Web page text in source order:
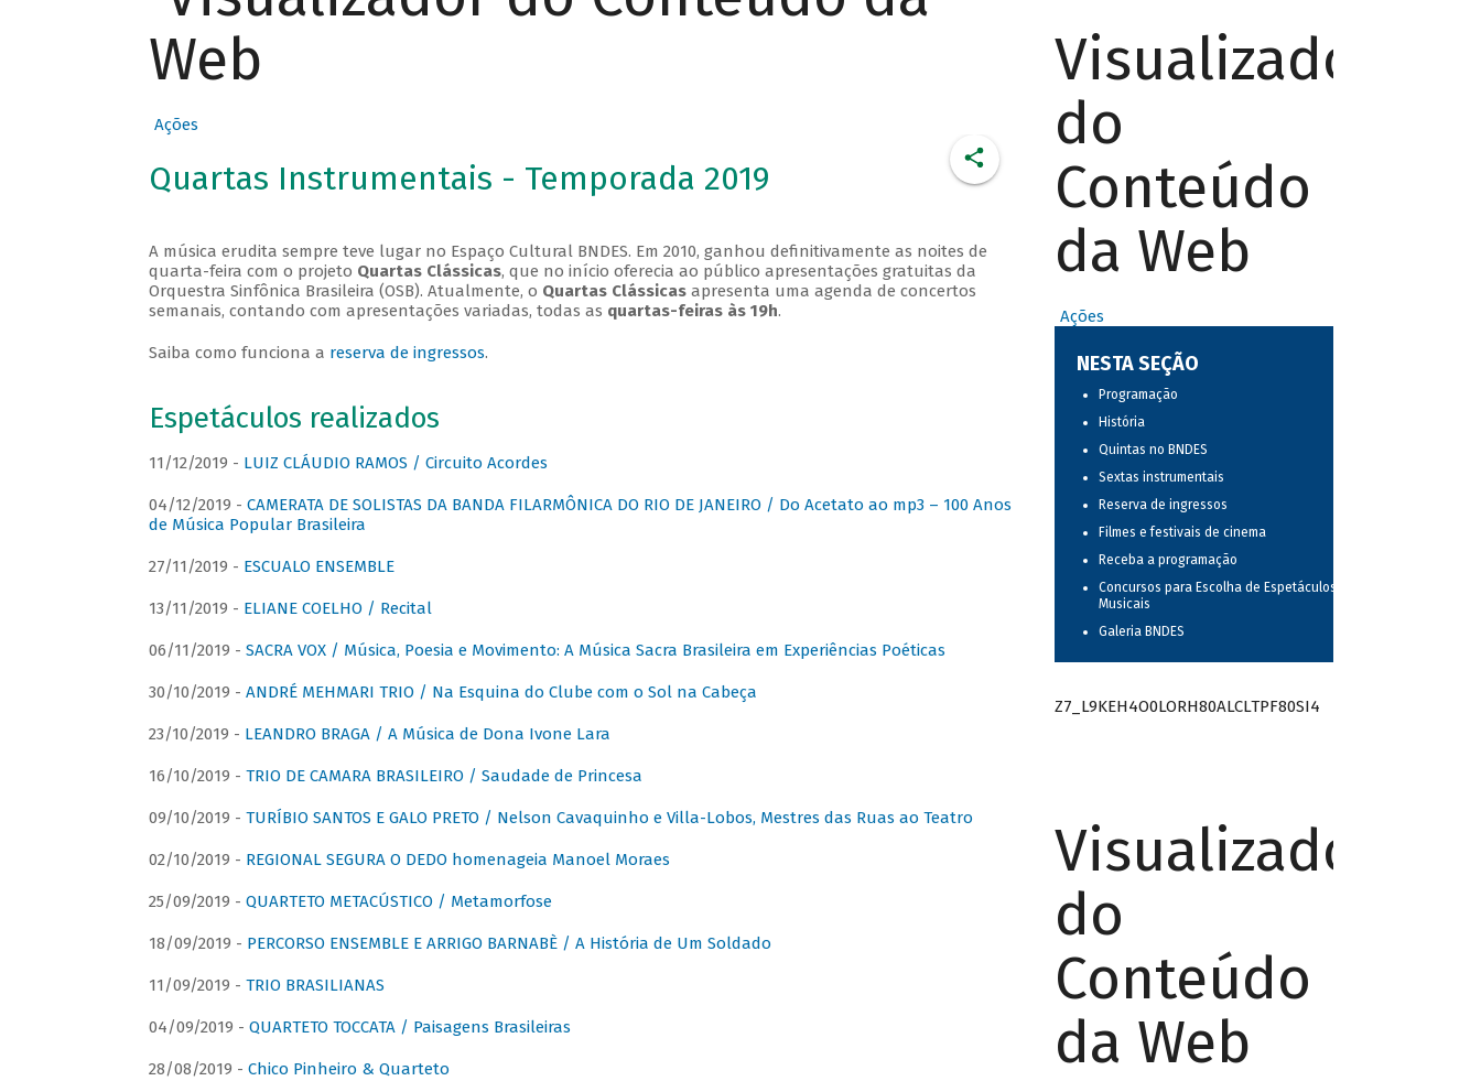
Web
Ações
Quartas Instrumentais - Temporada 2019
A música erudita sempre teve lugar no Espaço Cultural BNDES. Em 2010, ganhou definitivamente as noites de
quarta-feira com o projeto Quartas Clássicas, que no início oferecia ao público apresentações gratuitas da
Orquestra Sinfônica Brasileira (OSB). Atualmente, o Quartas Clássicasapresenta uma agenda de concertos
semanais, contando com apresentações variadas, todas as quartas-feiras às 19h.
Saiba como funciona a reserva de ingressos.
Espetáculos realizados
11/12/2019 - LUIZ CLÁUDIO RAMOS / Circuito Acordes
04/12/2019 - CAMERATA DE SOLISTAS DA BANDA FILARMÔNICA DO RIO DE JANEIRO / Do Acetato ao mp3 – 100 Anos
de Música Popular Brasileira
27/11/2019 - ESCUALO ENSEMBLE
13/11/2019 - ELIANE COELHO / Recital
06/11/2019 - SACRA VOX / Música, Poesia e Movimento: A Música Sacra Brasileira em Experiências Poéticas
30/10/2019 - ANDRÉ MEHMARI TRIO / Na Esquina do Clube com o Sol na Cabeça
23/10/2019 - LEANDRO BRAGA / A Música de Dona Ivone Lara
16/10/2019 - TRIO DE CAMARA BRASILEIRO / Saudade de Princesa
09/10/2019 - TURÍBIO SANTOS E GALO PRETO / Nelson Cavaquinho e Villa-Lobos, Mestres das Ruas ao Teatro
02/10/2019 - REGIONAL SEGURA O DEDO homenageia Manoel Moraes
25/09/2019 - QUARTETO METACÚSTICO / Metamorfose
18/09/2019 - PERCORSO ENSEMBLE E ARRIGO BARNABÈ / A História de Um Soldado
11/09/2019 - TRIO BRASILIANAS
04/09/2019 - QUARTETO TOCCATA / Paisagens Brasileiras
28/08/2019 - Chico Pinheiro & Quarteto
Visualizador
do
Conteúdo
da Web
Ações
NESTA SEÇÃO
Programação
História
Quintas no BNDES
Sextas instrumentais
Reserva de ingressos
Filmes e festivais de cinema
Receba a programação
Concursos para Escolha de Espetáculos
Musicais
Galeria BNDES
Z7_L9KEH4O0LORH80ALCLTPF80SI4
Visualizador
do
Conteúdo
da Web